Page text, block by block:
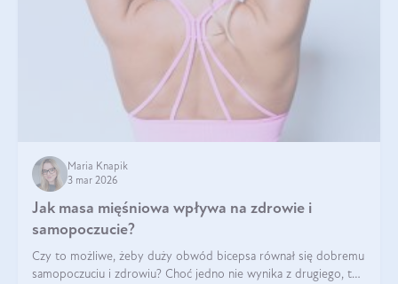
Maria Knapik
3 mar 2026
Jak masa mięśniowa wpływa na zdrowie i
samopoczucie?
Czy to możliwe, żeby duży obwód bicepsa równał się dobremu
samopoczuciu i zdrowiu? Choć jedno nie wynika z drugiego, to